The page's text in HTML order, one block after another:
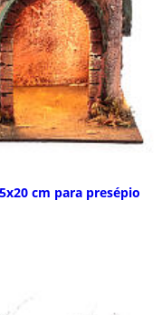
cm para presépio